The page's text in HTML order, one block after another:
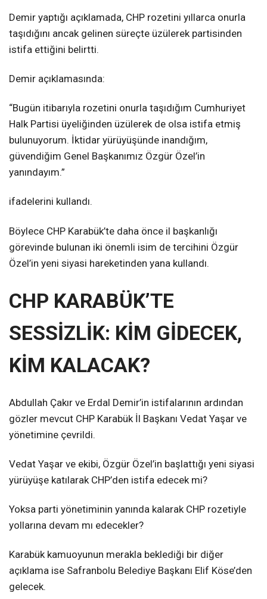
Demir yaptığı açıklamada, CHP rozetini yıllarca onurla
taşıdığını ancak gelinen süreçte üzülerek partisinden
istifa ettiğini belirtti.
Demir açıklamasında:
“Bugün itibarıyla rozetini onurla taşıdığım Cumhuriyet
Halk Partisi üyeliğinden üzülerek de olsa istifa etmiş
bulunuyorum. İktidar yürüyüşünde inandığım,
güvendiğim Genel Başkanımız Özgür Özel’in
yanındayım.”
ifadelerini kullandı.
Böylece CHP Karabük’te daha önce il başkanlığı
görevinde bulunan iki önemli isim de tercihini Özgür
Özel’in yeni siyasi hareketinden yana kullandı.
CHP KARABÜK’TE
SESSİZLİK: KİM GİDECEK,
KİM KALACAK?
Abdullah Çakır ve Erdal Demir’in istifalarının ardından
gözler mevcut CHP Karabük İl Başkanı Vedat Yaşar ve
yönetimine çevrildi.
Vedat Yaşar ve ekibi, Özgür Özel’in başlattığı yeni siyasi
yürüyüşe katılarak CHP’den istifa edecek mi?
Yoksa parti yönetiminin yanında kalarak CHP rozetiyle
yollarına devam mı edecekler?
Karabük kamuoyunun merakla beklediği bir diğer
açıklama ise Safranbolu Belediye Başkanı Elif Köse’den
gelecek.